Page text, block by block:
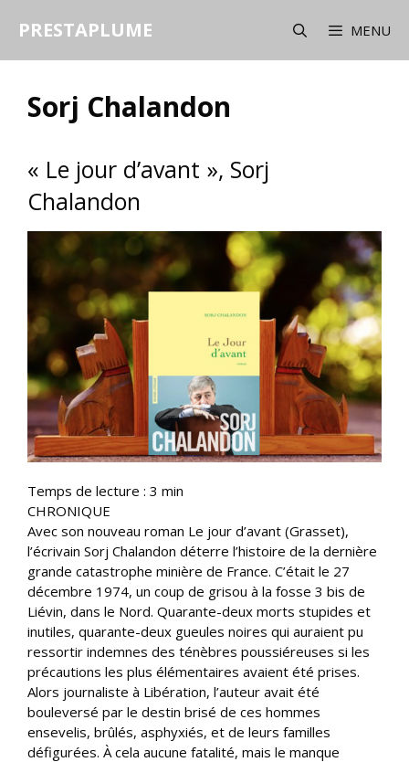
PRESTAPLUME MENU
Sorj Chalandon
« Le jour d’avant », Sorj
Chalandon
Temps de lecture : 3 min
CHRONIQUE
Avec son nouveau roman Le jour d’avant (Grasset),
l’écrivain Sorj Chalandon déterre l’histoire de la dernière
grande catastrophe minière de France. C’était le 27
décembre 1974, un coup de grisou à la fosse 3 bis de
Liévin, dans le Nord. Quarante-deux morts stupides et
inutiles, quarante-deux gueules noires qui auraient pu
ressortir indemnes des ténèbres poussiéreuses si les
précautions les plus élémentaires avaient été prises.
Alors journaliste à Libération, l’auteur avait été
bouleversé par le destin brisé de ces hommes
ensevelis, brûlés, asphyxiés, et de leurs familles
défigurées. À cela aucune fatalité, mais le manque